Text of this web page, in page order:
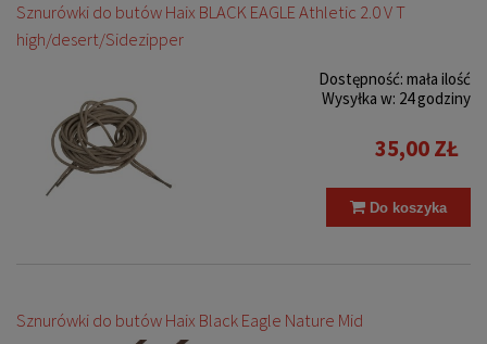
Sznurówki do butów Haix BLACK EAGLE Athletic 2.0 V T
high/desert/Sidezipper
Dostępność: mała ilość
Wysyłka w: 24 godziny
35,00 ZŁ
Do koszyka
Sznurówki do butów Haix Black Eagle Nature Mid